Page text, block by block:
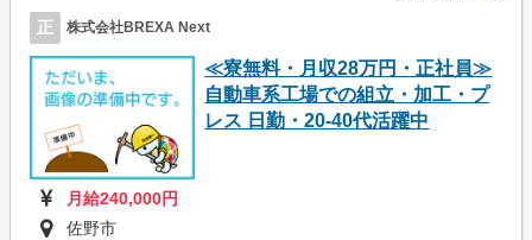
正 株式会社BREXA Next
≪寮無料・月収28万円・正社員≫
自動車系工場での組立・加工・プ
レス 日勤・20-40代活躍中
月給240,000円
佐野市